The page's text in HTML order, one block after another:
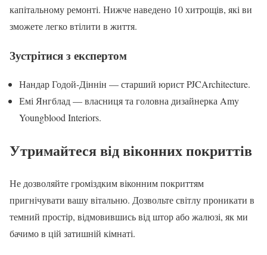
капітальному ремонті. Нижче наведено 10 хитрощів, які ви
зможете легко втілити в життя.
Зустрітися з експертом
Нандар Годой-Діннін — старший юрист PJCArchitecture.
Емі Янгблад — власниця та головна дизайнерка Amy
Youngblood Interiors.
Утримайтеся від віконних покриттів
Не дозволяйте громіздким віконним покриттям
пригнічувати вашу вітальню. Дозвольте світлу проникати в
темний простір, відмовившись від штор або жалюзі, як ми
бачимо в цій затишній кімнаті.